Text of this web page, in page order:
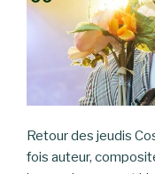
Retour des jeudis
fois auteur,